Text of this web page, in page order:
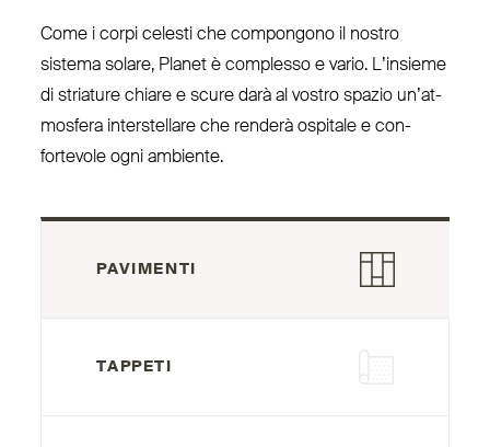
Come i corpi celesti che com­pongono il nostro
sistema solare, Planet è complesso e vario. L’insieme
di striature chiare e scure darà al vostro spazio un’at­
mosfera inter­stellare che renderà ospitale e con­
fortevole ogni ambiente.
PAVIMENTI
TAPPETI